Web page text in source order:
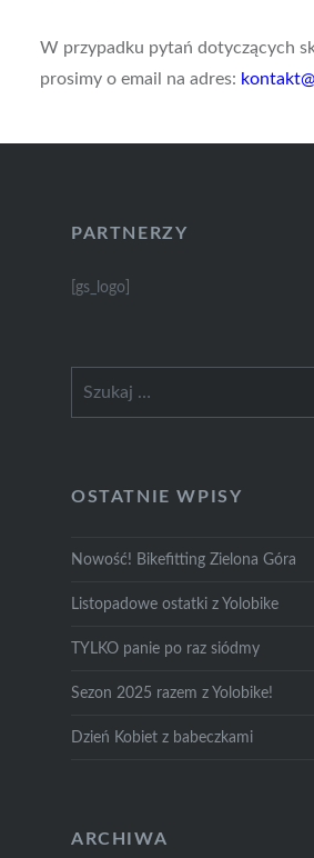
W przypadku pytań dotyczących
prosimy o email na adres:
PARTNERZY
[gs_logo]
OSTATNIE WPISY
Nowość! Bikefitting Zielona Góra
Listopadowe ostatki z Yolobike
TYLKO panie po raz siódmy
Sezon 2025 razem z Yolobike!
Dzień Kobiet z babeczkami
ARCHIWA